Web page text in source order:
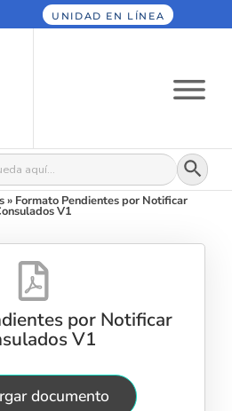
UNIDAD EN LÍNEA
Botón
» Formato Pendientes por Notificar
V1
por Notificar
V1
documento